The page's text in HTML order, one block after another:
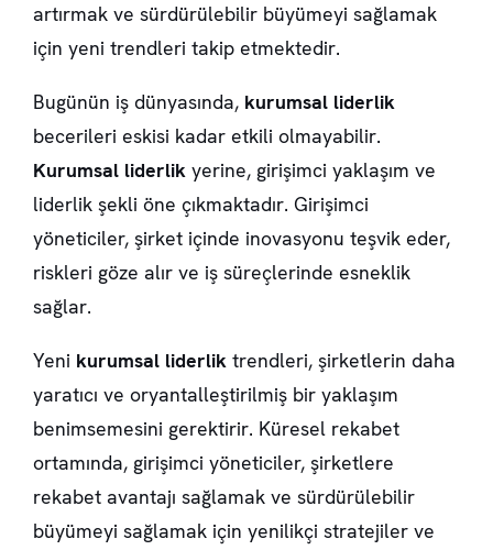
artırmak ve sürdürülebilir büyümeyi sağlamak
için yeni trendleri takip etmektedir.
Bugünün iş dünyasında, kurumsal liderlik
becerileri eskisi kadar etkili olmayabilir.
Kurumsal liderlik yerine, girişimci yaklaşım ve
liderlik şekli öne çıkmaktadır. Girişimci
yöneticiler, şirket içinde inovasyonu teşvik eder,
riskleri göze alır ve iş süreçlerinde esneklik
sağlar.
Yeni kurumsal liderlik trendleri, şirketlerin daha
yaratıcı ve oryantalleştirilmiş bir yaklaşım
benimsemesini gerektirir. Küresel rekabet
ortamında, girişimci yöneticiler, şirketlere
rekabet avantajı sağlamak ve sürdürülebilir
büyümeyi sağlamak için yenilikçi stratejiler ve